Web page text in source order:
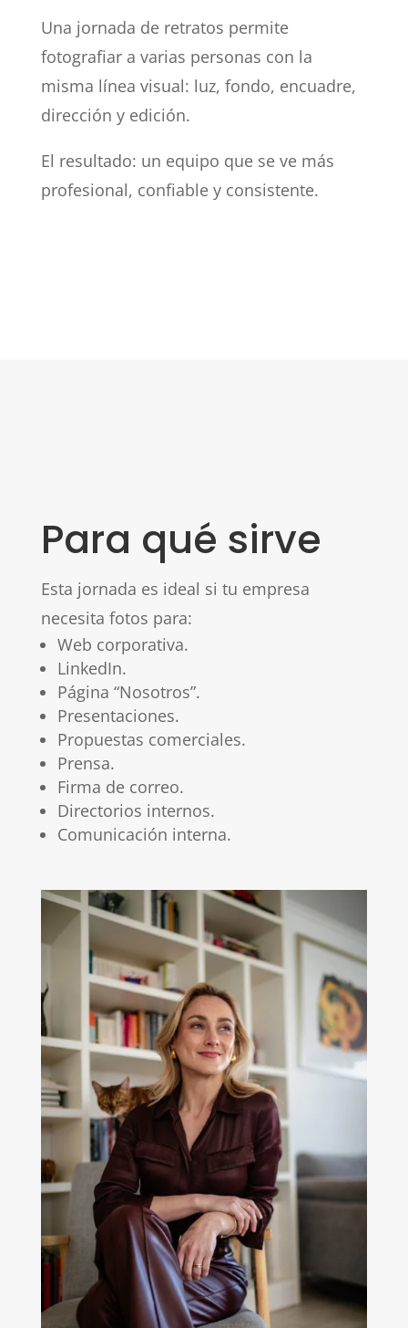
Una jornada de retratos permite
fotografiar a varias personas con la
misma línea visual: luz, fondo, encuadre,
dirección y edición.
El resultado: un equipo que se ve más
profesional, confiable y consistente.
Para qué sirve
Esta jornada es ideal si tu empresa
necesita fotos para:
Web corporativa.
LinkedIn.
Página “Nosotros”.
Presentaciones.
Propuestas comerciales.
Prensa.
Firma de correo.
Directorios internos.
Comunicación interna.